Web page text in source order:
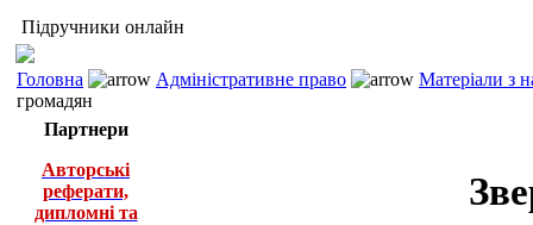
Підручники онлайн
Головна Адміністративне право
Матеріали з
громадян
Партнери
Авторські
реферати,
дипломні та